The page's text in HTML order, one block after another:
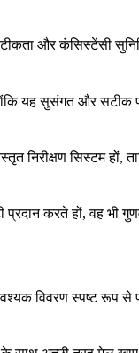
और कंसिस्टेंसी
यह सुसंगत और सटीक
सिस्टम हों,
करते हों, वह भी
विवरण स्पष्ट रूप से